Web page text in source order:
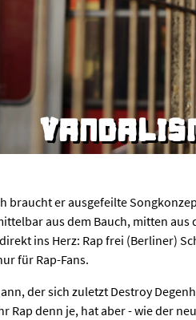
braucht er ausgefeilte
aus dem Bauch, mitten aus
ins Herz: Rap frei (Berliner)
für Rap-Fans.
der sich zuletzt Destroy
Rap denn je, hat aber - wie der